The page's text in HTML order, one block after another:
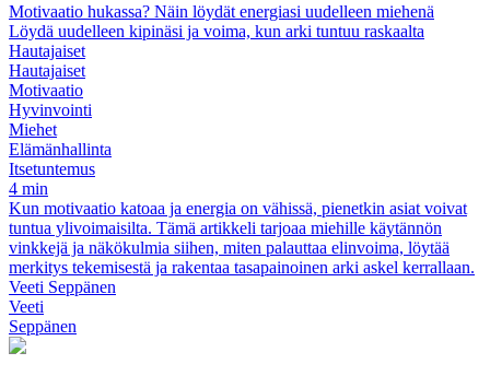
Motivaatio hukassa? Näin löydät energiasi uudelleen miehenä
Löydä uudelleen kipinäsi ja voima, kun arki tuntuu raskaalta
Hautajaiset
Hautajaiset
Motivaatio
Hyvinvointi
Miehet
Elämänhallinta
Itsetuntemus
4 min
Kun motivaatio katoaa ja energia on vähissä, pienetkin asiat voivat
tuntua ylivoimaisilta. Tämä artikkeli tarjoaa miehille käytännön
vinkkejä ja näkökulmia siihen, miten palauttaa elinvoima, löytää
merkitys tekemisestä ja rakentaa tasapainoinen arki askel kerrallaan.
Veeti Seppänen
Veeti
Seppänen